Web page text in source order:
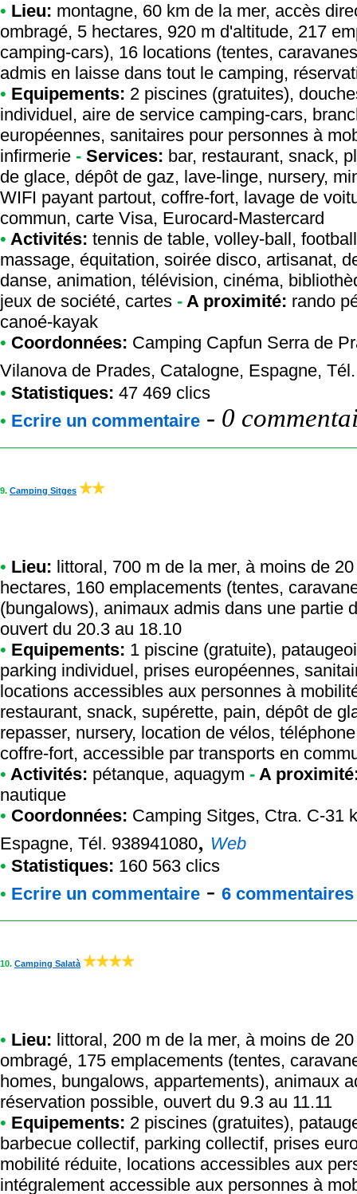
• Lieu: montagne, 60 km de la mer, accès
ombragé, 5 hectares, 920 m d'altitude, 217
camping-cars), 16 locations (tentes,
admis en laisse dans tout le camping,
• Equipements: 2 piscines (gratuites),
individuel, aire de service camping-cars,
européennes, sanitaires pour personnes à
infirmerie - Services: bar, restaurant, snack,
de glace, dépôt de gaz, lave-linge, nursery,
WIFI payant partout, coffre-fort, lavage de
commun, carte Visa, Eurocard-Mastercard
• Activités: tennis de table, volley-ball,
massage, équitation, soirée disco, artisanat,
danse, animation, télévision, cinéma,
jeux de société, cartes - A proximité: rando
canoé-kayak
• Coordonnées: Camping Capfun Serra de
Vilanova de Prades, Catalogne, Espagne,
• Statistiques: 47 469 clics
• Ecrire un commentaire - 0
9. Camping Sitges
• Lieu: littoral, 700 m de la mer, à moins de
hectares, 160 emplacements (tentes,
(bungalows), animaux admis dans une partie
ouvert du 20.3 au 18.10
• Equipements: 1 piscine (gratuite),
parking individuel, prises européennes,
locations accessibles aux personnes à
restaurant, snack, supérette, pain, dépôt de
repasser, nursery, location de vélos,
coffre-fort, accessible par transports en
• Activités: pétanque, aquagym - A
nautique
• Coordonnées: Camping Sitges, Ctra. C-31
Espagne, Tél. 938941080, Web
• Statistiques: 160 563 clics
• Ecrire un commentaire - 6
10. Camping Salatà
• Lieu: littoral, 200 m de la mer, à moins de
ombragé, 175 emplacements (tentes,
homes, bungalows, appartements), animaux
réservation possible, ouvert du 9.3 au 11.11
• Equipements: 2 piscines (gratuites),
barbecue collectif, parking collectif, prises
mobilité réduite, locations accessibles aux
intégralement accessible aux personnes à